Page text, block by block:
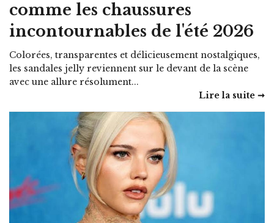
comme les chaussures
incontournables de l'été 2026
Colorées, transparentes et délicieusement nostalgiques,
les sandales jelly reviennent sur le devant de la scène
avec une allure résolument...
Lire la suite ➞